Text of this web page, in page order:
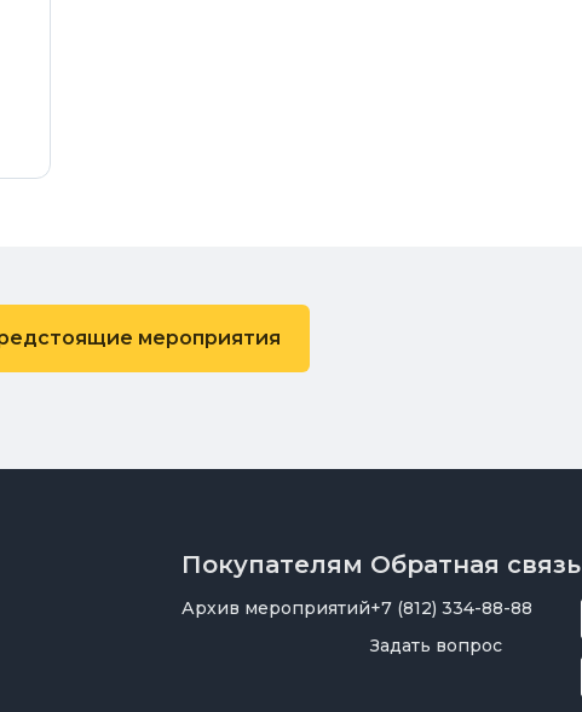
мероприятия
Покупателям
Архив мероприятий
Обратная связь
+7 (812) 334-88-88
Задать вопрос